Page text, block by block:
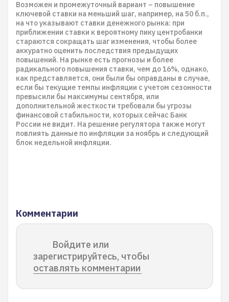
Возможен и промежуточный вариант – повышение
ключевой ставки на меньший шаг, например, на 50 б.п.,
на что указывают ставки денежного рынка: при
приближении ставки к вероятному пику центробанки
стараются сокращать шаг изменения, чтобы более
аккуратно оценить последствия предыдущих
повышений. На рынке есть прогнозы и более
радикального повышения ставки, чем до 16%, однако,
как представляется, они были бы оправданы в случае,
если бы текущие темпы инфляции с учетом сезонности
превысили бы максимумы сентября, или
дополнительной жесткости требовали бы угрозы
финансовой стабильности, которых сейчас Банк
России не видит. На решение регулятора также могут
повлиять данные по инфляции за ноябрь и следующий
блок недельной инфляции.
Комментарии
Войдите или
зарегистрируйтесь, чтобы
оставлять комментарии